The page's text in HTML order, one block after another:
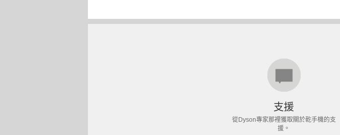
支援
從Dyson專家那裡獲取關於乾手機的支
援。